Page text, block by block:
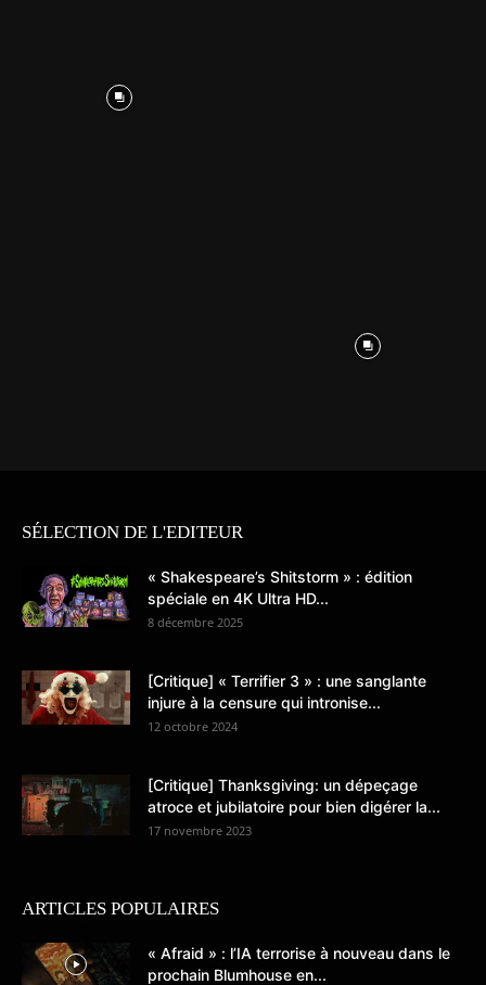
SÉLECTION DE L'EDITEUR
« Shakespeare’s Shitstorm » : édition
spéciale en 4K Ultra HD...
8 décembre 2025
[Critique] « Terrifier 3 » : une sanglante
injure à la censure qui intronise...
12 octobre 2024
[Critique] Thanksgiving: un dépeçage
atroce et jubilatoire pour bien digérer la...
17 novembre 2023
ARTICLES POPULAIRES
« Afraid » : l’IA terrorise à nouveau dans le
prochain Blumhouse en...